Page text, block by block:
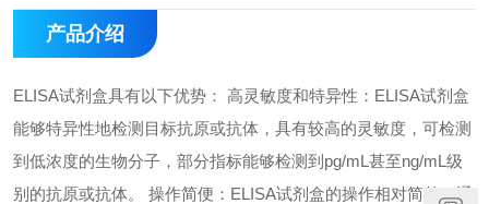
产品介绍
ELISA试剂盒具有以下优势： 高灵敏度和特异性：ELISA试剂盒
能够特异性地检测目标抗原或抗体，具有较高的灵敏度，可检测
到低浓度的生物分子，部分指标能够检测到pg/mL甚至ng/mL级
别的抗原或抗体。 操作简便：ELISA试剂盒的操作相对简单，通